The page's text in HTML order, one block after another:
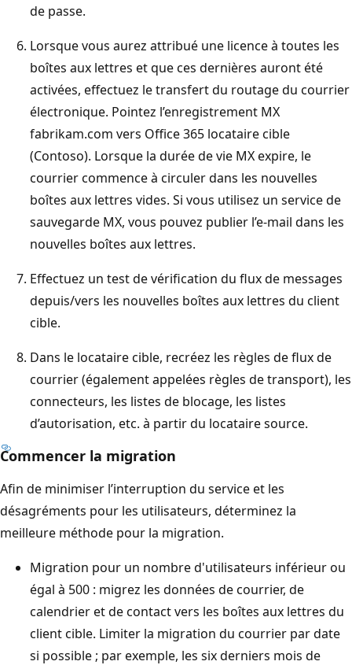
de passe.
Lorsque vous aurez attribué une licence à toutes les
boîtes aux lettres et que ces dernières auront été
activées, effectuez le transfert du routage du courrier
électronique. Pointez l’enregistrement MX
fabrikam.com vers Office 365 locataire cible
(Contoso). Lorsque la durée de vie MX expire, le
courrier commence à circuler dans les nouvelles
boîtes aux lettres vides. Si vous utilisez un service de
sauvegarde MX, vous pouvez publier l’e-mail dans les
nouvelles boîtes aux lettres.
Effectuez un test de vérification du flux de messages
depuis/vers les nouvelles boîtes aux lettres du client
cible.
Dans le locataire cible, recréez les règles de flux de
courrier (également appelées règles de transport), les
connecteurs, les listes de blocage, les listes
d’autorisation, etc. à partir du locataire source.
Commencer la migration
Afin de minimiser l’interruption du service et les
désagréments pour les utilisateurs, déterminez la
meilleure méthode pour la migration.
Migration pour un nombre d'utilisateurs inférieur ou
égal à 500 : migrez les données de courrier, de
calendrier et de contact vers les boîtes aux lettres du
client cible. Limiter la migration du courrier par date
si possible ; par exemple, les six derniers mois de